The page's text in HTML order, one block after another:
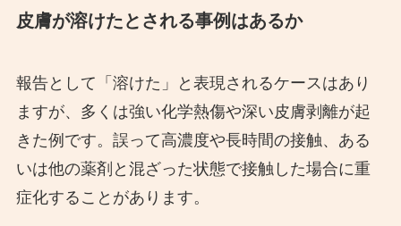
皮膚が溶けたとされる事例はあるか
報告として「溶けた」と表現されるケースはあり
ますが、多くは強い化学熱傷や深い皮膚剥離が起
きた例です。誤って高濃度や長時間の接触、ある
いは他の薬剤と混ざった状態で接触した場合に重
症化することがあります。